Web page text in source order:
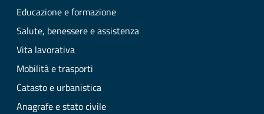
Educazione e formazione
Salute, benessere e assistenza
Vita lavorativa
Mobilità e trasporti
Catasto e urbanistica
Anagrafe e stato civile